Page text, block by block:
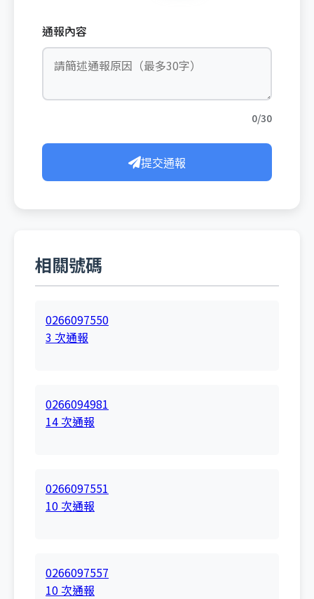
通報內容
0/30
提交通報
相關號碼
0266097550
3 次通報
0266094981
14 次通報
0266097551
10 次通報
0266097557
10 次通報